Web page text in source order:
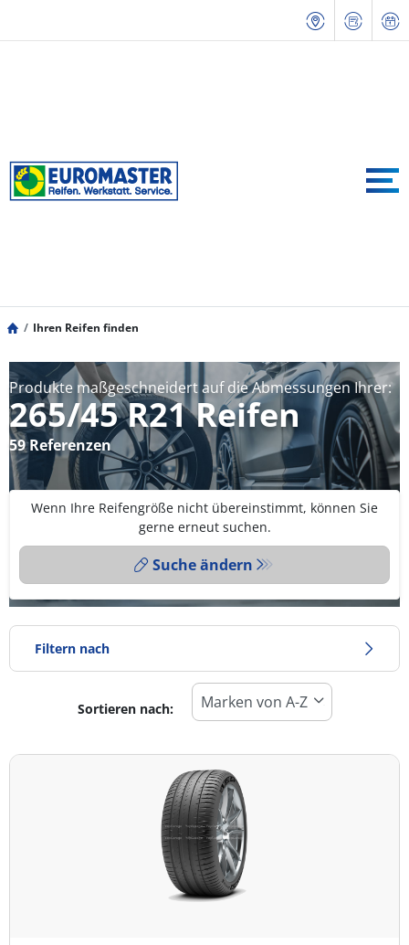
Ihren Reifen finden
Produkte maßgeschneidert auf die Abmessungen Ihrer:
265/45 R21 Reifen
59 Referenzen
Wenn Ihre Reifengröße nicht übereinstimmt, können Sie
gerne erneut suchen.
Suche ändern
Filtern nach
Reifentyp
Alle Arten (59)
Ganzjahresreifen (5)
Sortieren nach: